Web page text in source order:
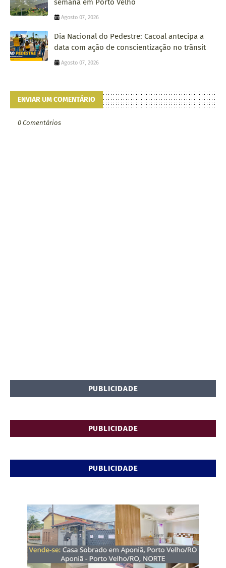
semana em Porto Velho
Agosto 07, 2026
Dia Nacional do Pedestre: Cacoal antecipa a
data com ação de conscientização no trânsit
Agosto 07, 2026
ENVIAR UM COMENTÁRIO
0 Comentários
PUBLICIDADE
PUBLICIDADE
PUBLICIDADE